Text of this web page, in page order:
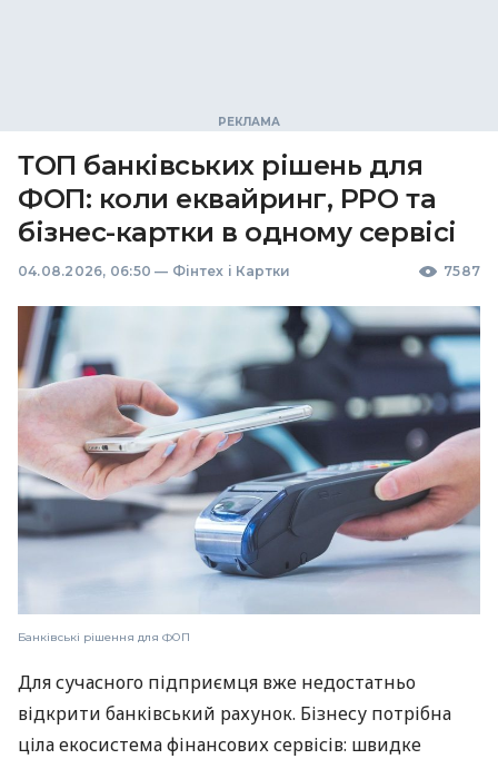
ТОП банківських рішень для
ФОП: коли еквайринг, РРО та
бізнес-картки в одному сервісі
04.08.2026, 06:50 — Фінтех і Картки 7587
Банківські рішення для ФОП
Для сучасного підприємця вже недостатньо
відкрити банківський рахунок. Бізнесу потрібна
ціла екосистема фінансових сервісів: швидке